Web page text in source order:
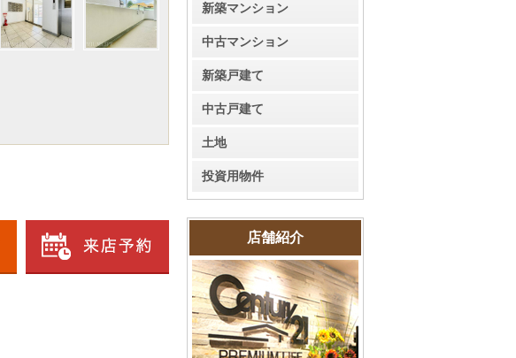
新築マンション
中古マンション
新築戸建て
中古戸建て
土地
投資用物件
店舗紹介